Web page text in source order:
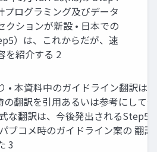
プログラミング及びデータ
クションが新設 • 日本での
）は、これからだが、速
を紹介する 2
• 本資料中のガイドライン翻訳は
翻訳を引用あるいは参考にして
な翻訳は、今後発出されるStep5
ブコメ時のガイドライン案の 翻訳
3